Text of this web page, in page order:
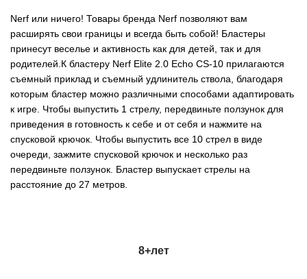
Nerf или ничего! Товары бренда Nerf позволяют вам
расширять свои границы и всегда быть собой! Бластеры
принесут веселье и активность как для детей, так и для
родителей.К бластеру Nerf Elite 2.0 Echo CS-10 прилагаются
съемный приклад и съемный удлинитель ствола, благодаря
которым бластер можно различными способами адаптировать
к игре. Чтобы выпустить 1 стрелу, передвиньте ползунок для
приведения в готовность к себе и от себя и нажмите на
спусковой крючок. Чтобы выпустить все 10 стрел в виде
очереди, зажмите спусковой крючок и несколько раз
передвиньте ползунок. Бластер выпускает стрелы на
расстояние до 27 метров.
8+лет